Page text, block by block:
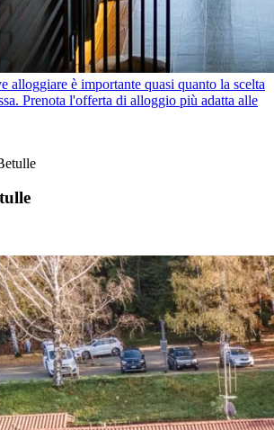
alloggiare è importante quasi quanto la scelta
Prenota l'offerta di alloggio più adatta alle